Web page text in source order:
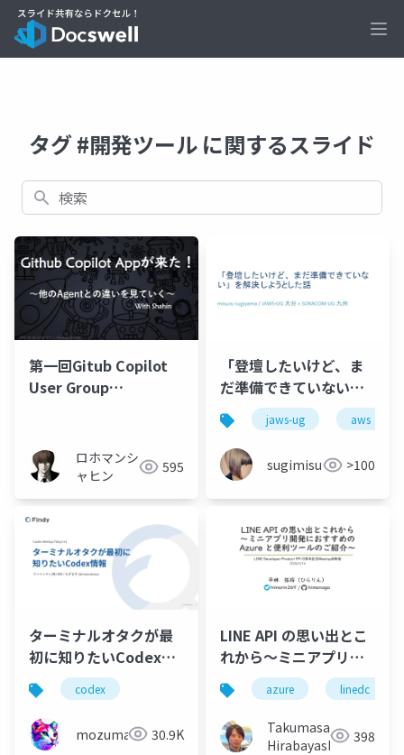
タグ #開発ツール に関するスライド
検索
第一回Gitub Copilot
User Group
ヒン
ロホマンシ
ャヒン
595
「登壇したいけど、ま
だ準備できていない」
を解決しようとした話
jaws-ug aws
sugimisu >100
ターミナルオタクが最
初に知りたいCodex情
報
codex
mozumasu 30.9K
LINE API の思い出とこ
れから～ミニアプリ開
発におすすめの Azure
と便利ツールのご紹介
～
azure linedc
Takumasa
Hirabayashi
398